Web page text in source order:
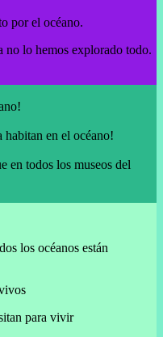
por el océano.
lo hemos explorado todo.
habitan en el océano!
en todos los museos del
los océanos están
para vivir